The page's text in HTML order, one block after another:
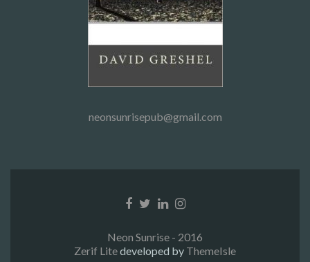
neonsunrisepub@gmail.com
Facebook
Twitter
LinkedinInstagram
Neon Sunrise - 2016
Zerif Litedeveloped by ThemeIsle